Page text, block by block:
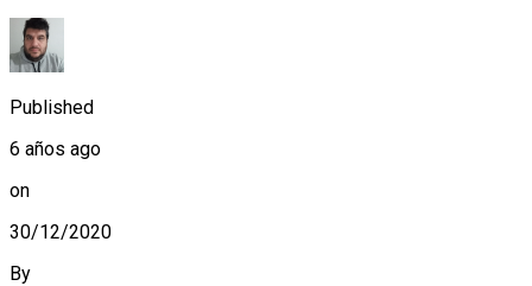
Published
6 años ago
on
30/12/2020
By